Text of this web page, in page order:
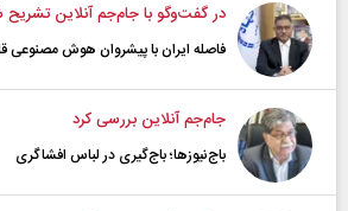
در گفت‌و‌گو با جام‌جم آنلاین
فاصله ایران با پیشرو‌ان هوش مصنوعی
جام‌جم آنلاین بررسی کرد
باج‌نیوزها؛ باج‌گیری در لباس افشاگری